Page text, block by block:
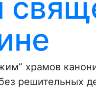
храмов
решительных